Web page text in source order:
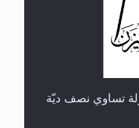
4...
تساوي نصف ديّة